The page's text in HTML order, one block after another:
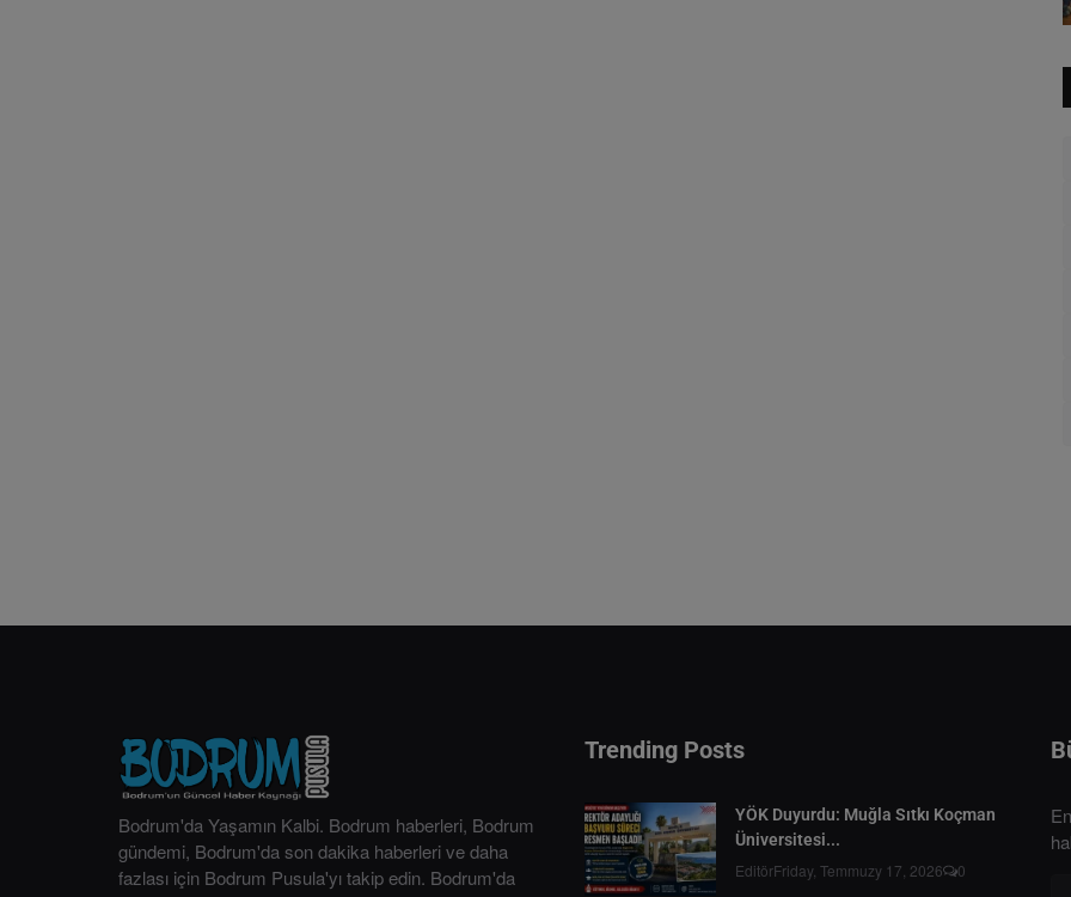
Bodrum'da Yaşamın Kalbi. Bodrum haberleri, Bodrum
gündemi, Bodrum'da son dakika haberleri ve daha
fazlası için Bodrum Pusula'yı takip edin. Bodrum'da
Trending Posts
YÖK Duyurdu: Muğla Sıtkı Koçman
Üniversitesi...
EditörFriday, Temmuzy 17, 2026 0